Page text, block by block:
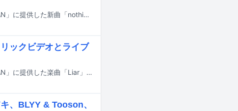
Luby Sparksがアクションアドベンチャーゲーム「ROMEO IS A DEAD MAN」に提供した新曲「nothing left, we don't know why」が本日3月6日に配信リリースされた。
ックビデオとライブ
Luby Sparksがアクションアドベンチャーゲーム「ROMEO IS A DEAD MAN」に提供した楽曲「Liar」のリリックビデオとライブ動画がYouTubeにて公開された。
、BLYY & Tooson、